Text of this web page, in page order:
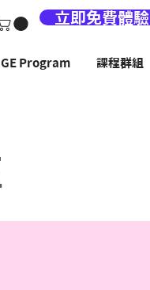
立即免費體驗
Program 課程群組